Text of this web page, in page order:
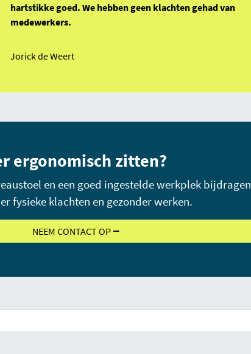
hartstikke goed. We hebben geen klachten gehad van
medewerkers.
Jorick de Weert
ergonomisch zitten?
en een goed ingestelde werkplek bijdragen
fysieke klachten en gezonder werken.
NEEM CONTACT OP ⭢